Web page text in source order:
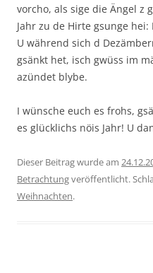
vorcho, als sige die Ängel z
Jahr zu de Hirte gsunge
U während sich d
gsänkt het, isch gwüss im
azündet blybe.
I wünsche euch es frohs,
es glücklichs nöis Jahr! U
Dieser Beitrag wurde am
Betrachtungveröffentlicht.
Weihnachten.